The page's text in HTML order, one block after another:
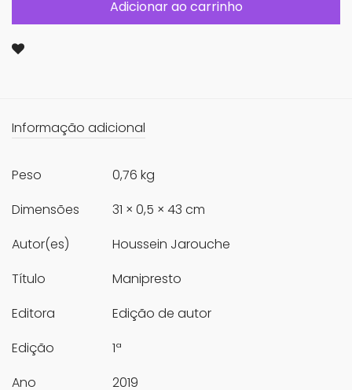
Adicionar ao carrinho
Informação adicional
Peso
0,76 kg
Dimensões
31 × 0,5 × 43 cm
Autor(es)
Houssein Jarouche
Título
Manipresto
Editora
Edição de autor
Edição
1ª
Ano
2019